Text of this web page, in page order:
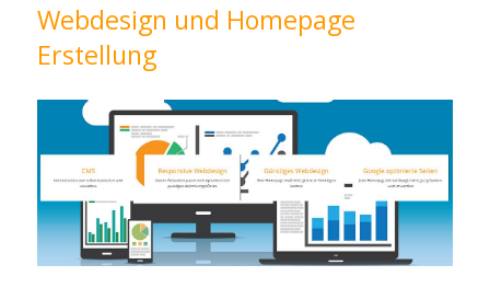
Webdesign und Homepage
Erstellung